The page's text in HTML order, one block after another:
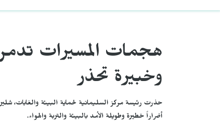
هجمات المسيرات تدمر
وخبيرة تحذر
حذرت رئيسة مركز السليمانية لحماية البيئة والغابات،
أضراراً خطيرة وطويلة الأمد بالبيئة والتربة والهواء.